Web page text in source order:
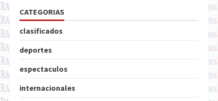
CATEGORIAS
clasificados
deportes
espectaculos
internacionales